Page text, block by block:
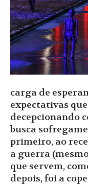
carga de
expectativas
decepcionando
busca
primeiro, ao
a guerra
que servem,
depois, foi a